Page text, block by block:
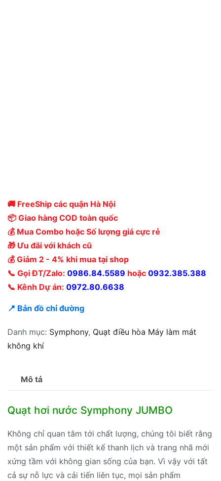
🚚 FreeShip các quận Hà Nội
📦 Giao hàng COD toàn quốc
💰 Mua Combo hoặc Số lượng giá cực rẻ
🎁 Ưu đãi với khách cũ
💰 Giảm 2 - 4% khi mua tại shop
📞 Gọi ĐT/Zalo: 0986.84.5589 hoặc 0932.385.388
📞 Kênh Dự án: 0972.80.6638
📍 Bản đồ chỉ đường
Danh mục: Symphony, Quạt điều hòa Máy làm mát
không khí
Mô tả
Quạt hơi nước Symphony JUMBO
Không chỉ quan tâm tới chất lượng, chúng tôi biết rằng
một sản phẩm với thiết kế thanh lịch và trang nhã mới
xứng tầm với không gian sống của bạn. Vì vậy với tất
cả sự nỗ lực và cải tiến liên tục, mọi sản phẩm